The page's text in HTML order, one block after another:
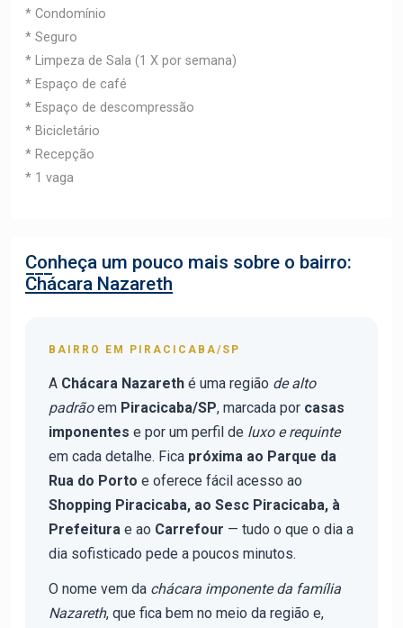
* Condomínio
* Seguro
* Limpeza de Sala (1 X por semana)
* Espaço de café
* Espaço de descompressão
* Bicicletário
* Recepção
* 1 vaga
Conheça um pouco mais sobre o bairro:
Chácara Nazareth
BAIRRO EM PIRACICABA/SP
A Chácara Nazareth é uma região de alto
padrãoem Piracicaba/SP, marcada por casas
imponentes e por um perfil de luxo e requinte
em cada detalhe. Fica próxima ao Parque da
Rua do Porto e oferece fácil acesso ao
Shopping Piracicaba, ao Sesc Piracicaba, à
Prefeitura e ao Carrefour — tudo o que o dia a
dia sofisticado pede a poucos minutos.
O nome vem da chácara imponente da família
Nazareth, que fica bem no meio da região e,